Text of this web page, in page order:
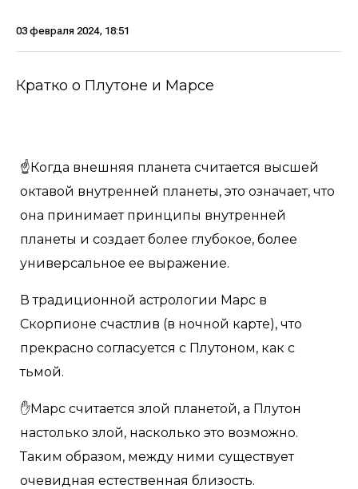
03 февраля 2024, 18:51
Кратко о Плутоне и Марсе
☝️Когда внешняя планета считается высшей
октавой внутренней планеты, это означает, что
она принимает принципы внутренней
планеты и создает более глубокое, более
универсальное ее выражение.
В традиционной астрологии Марс в
Скорпионе счастлив (в ночной карте), что
прекрасно согласуется с Плутоном, как с
тьмой.
✋Марс считается злой планетой, а Плутон
настолько злой, насколько это возможно.
Таким образом, между ними существует
очевидная естественная близость.